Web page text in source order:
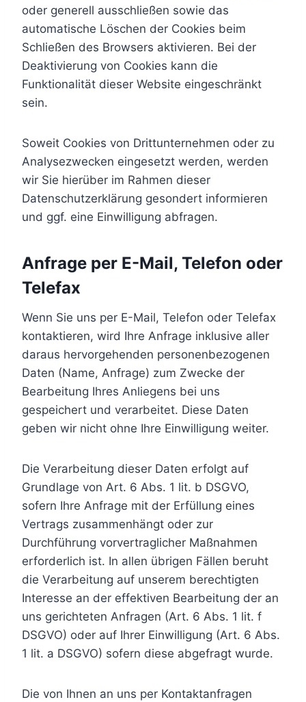
oder generell ausschließen sowie das
automatische Löschen der Cookies beim
Schließen des Browsers aktivieren. Bei der
Deaktivierung von Cookies kann die
Funktionalität dieser Website eingeschränkt
sein.
Soweit Cookies von Drittunternehmen oder zu
Analysezwecken eingesetzt werden, werden
wir Sie hierüber im Rahmen dieser
Datenschutzerklärung gesondert informieren
und ggf. eine Einwilligung abfragen.
Anfrage per E-Mail, Telefon oder
Telefax
Wenn Sie uns per E-Mail, Telefon oder Telefax
kontaktieren, wird Ihre Anfrage inklusive aller
daraus hervorgehenden personenbezogenen
Daten (Name, Anfrage) zum Zwecke der
Bearbeitung Ihres Anliegens bei uns
gespeichert und verarbeitet. Diese Daten
geben wir nicht ohne Ihre Einwilligung weiter.
Die Verarbeitung dieser Daten erfolgt auf
Grundlage von Art. 6 Abs. 1 lit. b DSGVO,
sofern Ihre Anfrage mit der Erfüllung eines
Vertrags zusammenhängt oder zur
Durchführung vorvertraglicher Maßnahmen
erforderlich ist. In allen übrigen Fällen beruht
die Verarbeitung auf unserem berechtigten
Interesse an der effektiven Bearbeitung der an
uns gerichteten Anfragen (Art. 6 Abs. 1 lit. f
DSGVO) oder auf Ihrer Einwilligung (Art. 6 Abs.
1 lit. a DSGVO) sofern diese abgefragt wurde.
Die von Ihnen an uns per Kontaktanfragen